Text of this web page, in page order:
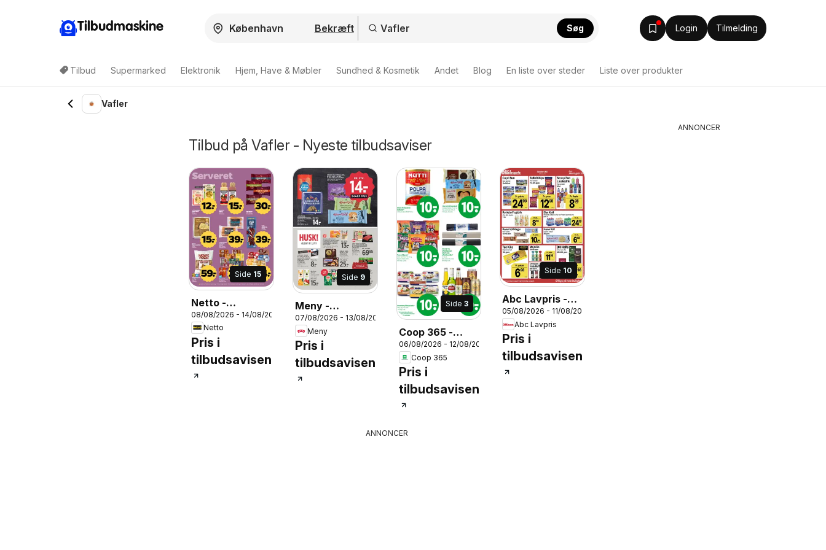
Tilbudmaskine Bekræft Søg Login Tilmelding
Tilbud Supermarked Elektronik Hjem, Have & Møbler Sundhed & Kosmetik Andet Blog En liste over steder Liste over produkter
Vafler
Tilbud på Vafler - Nyeste tilbudsaviser
Side 15
Netto -
Tilbudsavis uge
33
08/08/2026 - 14/08/2026
Netto
Pris i
tilbudsavisen
Side 9
Meny -
Tilbudsavis uge
33
07/08/2026 - 13/08/2026
Meny
Pris i
tilbudsavisen
Side3
Coop 365 -
Tilbudsavis uge
32
06/08/2026 - 12/08/2026
Coop 365
Pris i
tilbudsavisen
Side 10
Abc Lavpris -
Tilbudsavis
05/08/2026 - 11/08/2026
Abc Lavpris
Pris i
tilbudsavisen
ANNONCER
ANNONCER